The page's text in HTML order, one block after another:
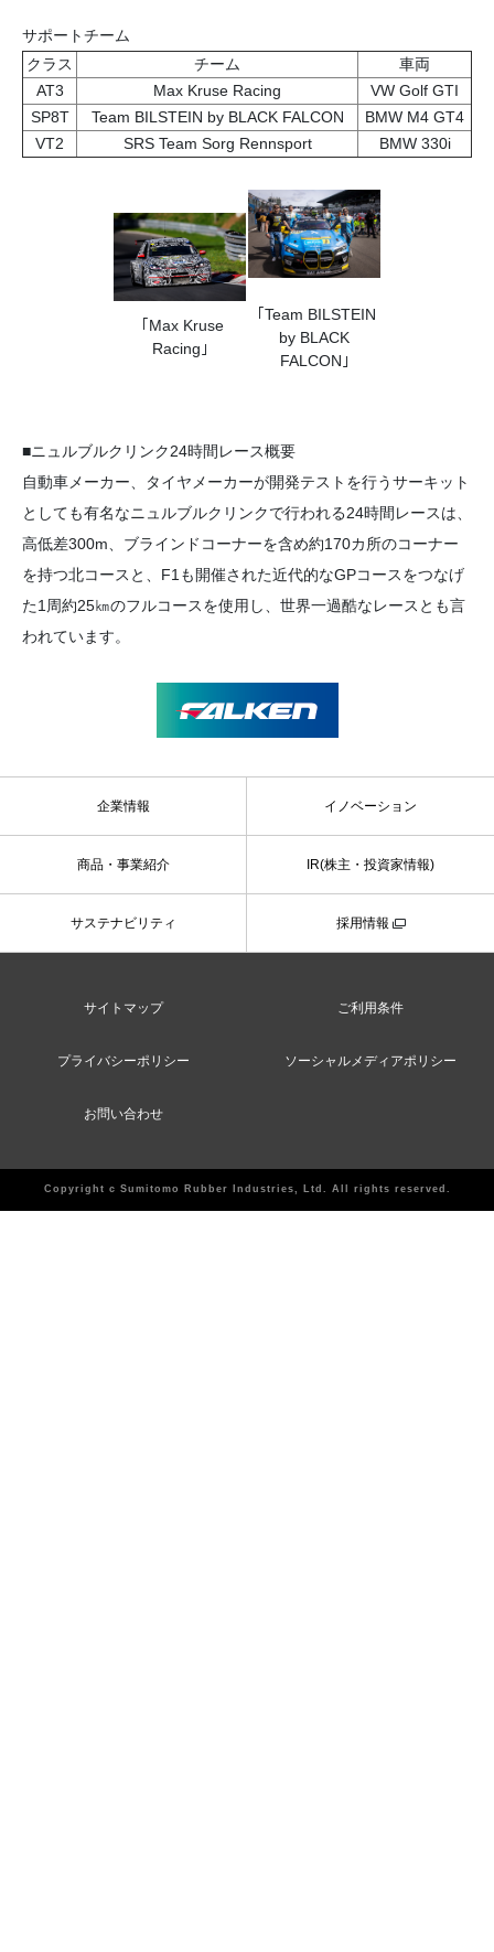
サポートチーム
クラス
チーム
車両
AT3
Max Kruse Racing
VW Golf GTI
SP8T
Team BILSTEIN by BLACK FALCON
BMW M4 GT4
VT2
SRS Team Sorg Rennsport BMW 330i
｢Max Kruse
Racing｣
｢Team BILSTEIN
by BLACK
FALCON｣
■ニュルブルクリンク24時間レース概要
自動車メーカー、タイヤメーカーが開発テストを行うサーキット
としても有名なニュルブルクリンクで行われる24時間レースは、
高低差300m、ブラインドコーナーを含め約170カ所のコーナー
を持つ北コースと、F1も開催された近代的なGPコースをつなげ
た1周約25㎞のフルコースを使用し、世界一過酷なレースとも言
われています。
企業情報 イノベーション
商品・事業紹介 IR(株主・投資家情報)
サステナビリティ 採用情報
サイトマップ ご利用条件
プライバシーポリシー ソーシャルメディアポリシー
お問い合わせ
Copyright c Sumitomo Rubber Industries, Ltd. All rights reserved.